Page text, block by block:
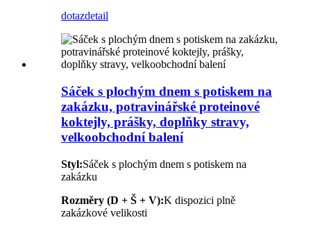
dotazdetail
Sáček s plochým dnem s potiskem na
zakázku, potravinářské proteinové
koktejly, prášky, doplňky stravy,
velkoobchodní balení
Styl:Sáček s plochým dnem s potiskem na
zakázku
Rozměry (D + Š + V):K dispozici plně
zakázkové velikosti